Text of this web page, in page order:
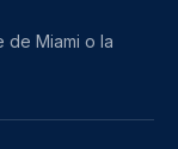
de Miami o la